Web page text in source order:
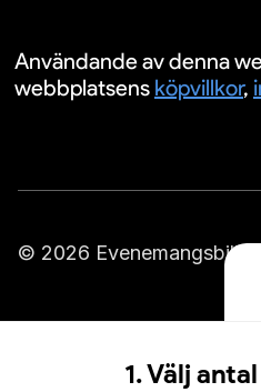
1. Välj antal
Användande av denna
webbplatsens köpvillkor,
© 2026